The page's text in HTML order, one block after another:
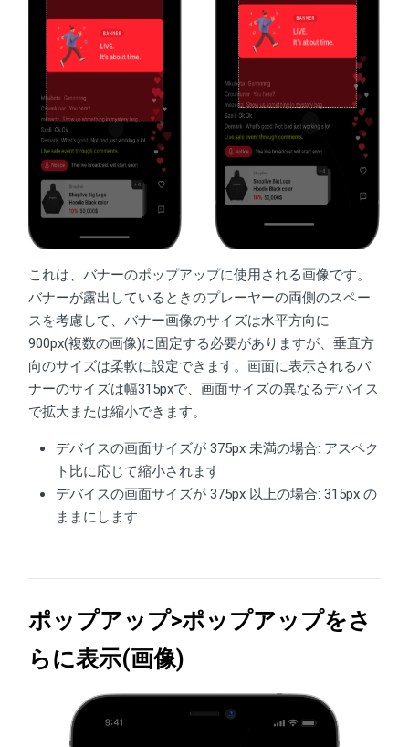
これは、バナーのポップアップに使用される画像です。
バナーが露出しているときのプレーヤーの両側のスペー
スを考慮して、バナー画像のサイズは水平方向に
900px(複数の画像)に固定する必要がありますが、垂直方
向のサイズは柔軟に設定できます。画面に表示されるバ
ナーのサイズは幅315pxで、画面サイズの異なるデバイス
で拡大または縮小できます。
デバイスの画面サイズが 375px 未満の場合: アスペク
ト比に応じて縮小されます
デバイスの画面サイズが 375px 以上の場合: 315px の
ままにします
ポップアップ>ポップアップをさ
らに表示(画像)